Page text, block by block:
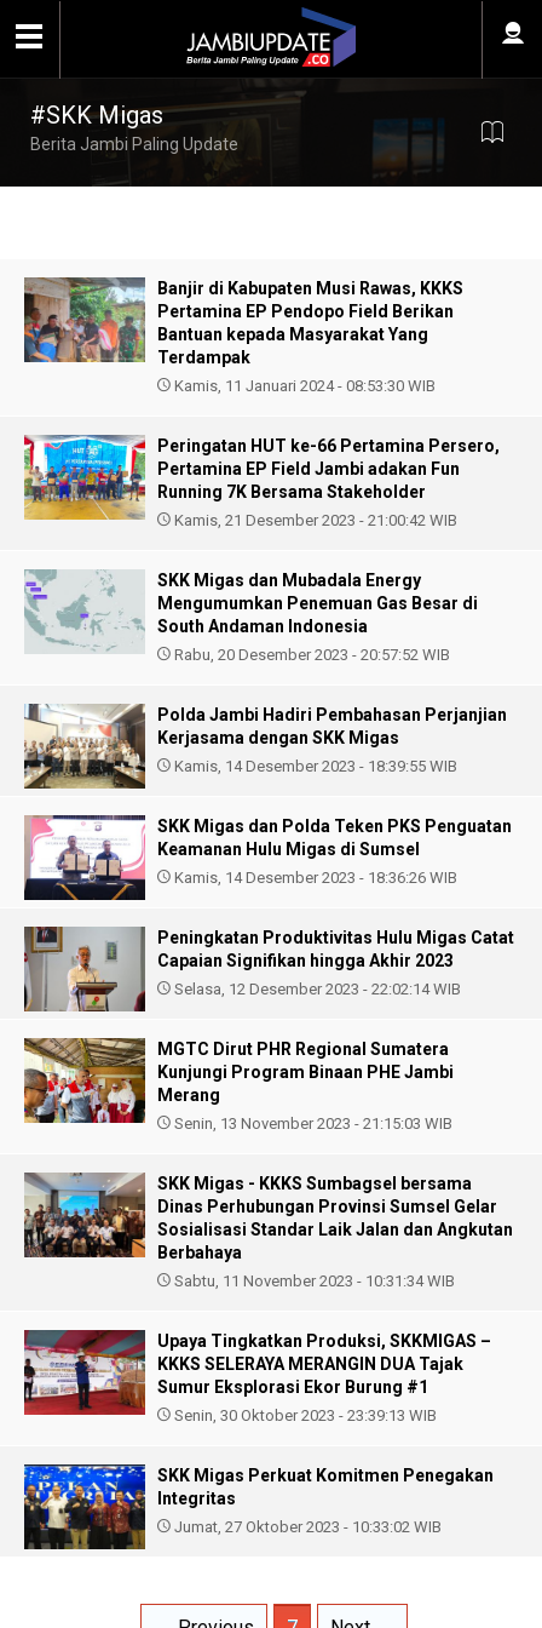
#SKK Migas
Berita Jambi Paling Update
Banjir di Kabupaten Musi Rawas, KKKS
Pertamina EP Pendopo Field Berikan
Bantuan kepada Masyarakat Yang
Terdampak
Kamis, 11 Januari 2024 - 08:53:30 WIB
Peringatan HUT ke-66 Pertamina Persero,
Pertamina EP Field Jambi adakan Fun
Running 7K Bersama Stakeholder
Kamis, 21 Desember 2023 - 21:00:42 WIB
SKK Migas dan Mubadala Energy
Mengumumkan Penemuan Gas Besar di
South Andaman Indonesia
Rabu, 20 Desember 2023 - 20:57:52 WIB
Polda Jambi Hadiri Pembahasan Perjanjian
Kerjasama dengan SKK Migas
Kamis, 14 Desember 2023 - 18:39:55 WIB
SKK Migas dan Polda Teken PKS Penguatan
Keamanan Hulu Migas di Sumsel
Kamis, 14 Desember 2023 - 18:36:26 WIB
Peningkatan Produktivitas Hulu Migas Catat
Capaian Signifikan hingga Akhir 2023
Selasa, 12 Desember 2023 - 22:02:14 WIB
MGTC Dirut PHR Regional Sumatera
Kunjungi Program Binaan PHE Jambi
Merang
Senin, 13 November 2023 - 21:15:03 WIB
SKK Migas - KKKS Sumbagsel bersama
Dinas Perhubungan Provinsi Sumsel Gelar
Sosialisasi Standar Laik Jalan dan Angkutan
Berbahaya
Sabtu, 11 November 2023 - 10:31:34 WIB
Upaya Tingkatkan Produksi, SKKMIGAS –
KKKS SELERAYA MERANGIN DUA Tajak
Sumur Eksplorasi Ekor Burung #1
Senin, 30 Oktober 2023 - 23:39:13 WIB
SKK Migas Perkuat Komitmen Penegakan
Integritas
Jumat, 27 Oktober 2023 - 10:33:02 WIB